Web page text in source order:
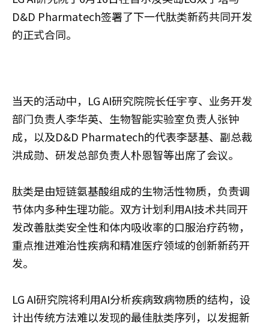
D&D Pharmatech签署了下一代肽类新药共同开发
的正式合同。
当天的活动中，LG AI研究院院长任宇亨、业务开发
部门负责人李华英、生物智能实验室负责人张钟
成，以及D&D Pharmatech的代表李瑟基、副总裁
洪成勋、研发总部负责人朴恩智等出席了会议。
肽类是由短链氨基酸组成的生物活性物质，负责调
节体内多种生理功能。双方计划利用AI技术共同开
发改善肽类安全性和体内吸收率的口服治疗药物，
重点推进难治性疾病和精准医疗领域的创新新药开
发。
LG AI研究院将利用AI分析疾病致病物质的结构，设
计出传统方法难以发现的最佳肽类序列，以发掘新